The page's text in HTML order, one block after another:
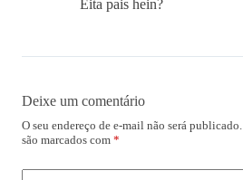
Eita pais hein?
Deixe um comentário
O seu endereço de e-mail não será publicado.
são marcados com *